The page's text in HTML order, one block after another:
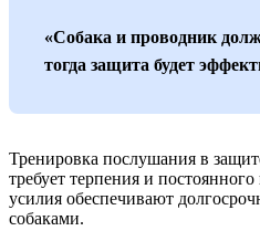
«Собака и проводник
тогда защита будет
Тренировка послушания в
требует терпения и
усилия обеспечивают
собаками.